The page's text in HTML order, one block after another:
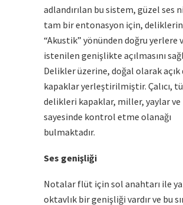
adlandırılan bu sistem, güzel ses
tam bir entonasyon için,
“Akustik” yönünden doğru yerlere
istenilen genişlikte açılmasını
Delikler üzerine, doğal olarak açık
kapaklar yerleştirilmiştir. Çalıcı,
delikleri kapaklar, miller, yaylar
sayesinde kontrol etme olanağı
bulmaktadır.
Ses genişliği
Notalar flüt için sol anahtarı ile
oktavlık bir genişliği vardır ve bu